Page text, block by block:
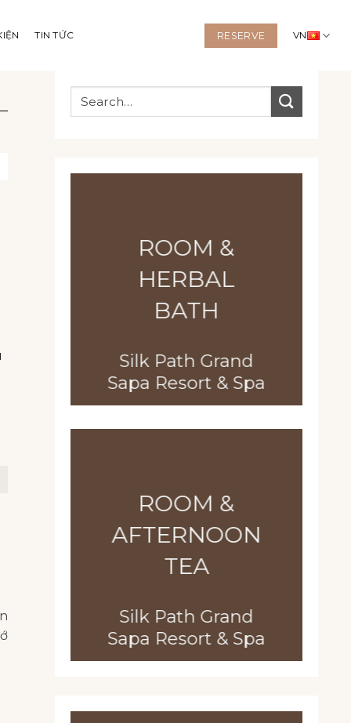
TIN TỨC RESERVE VN
ROOM &
HERBAL
BATH
Silk Path Grand
Sapa Resort & Spa
ROOM &
AFTERNOON
TEA
Silk Path Grand
Sapa Resort & Spa